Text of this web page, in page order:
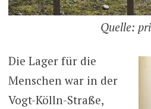
Quelle:
Die Lager für die
Menschen war in der
Vogt-Kölln-Straße,